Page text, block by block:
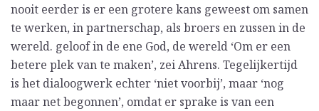
nooit eerder is er een grotere kans geweest om samen
te werken, in partnerschap, als broers en zussen in de
wereld. geloof in de ene God, de wereld ‘Om er een
betere plek van te maken’, zei Ahrens. Tegelijkertijd
is het dialoogwerk echter ‘niet voorbij’, maar ‘nog
maar net begonnen’, omdat er sprake is van een